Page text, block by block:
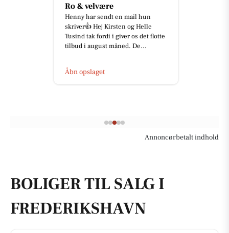
Ro & velvære
Henny har sendt en mail hun
skriver👍 Hej Kirsten og Helle
Tusind tak fordi i giver os det flotte
tilbud i august måned. De...
Åbn opslaget
Annoncørbetalt indhold
BOLIGER TIL SALG I
FREDERIKSHAVN